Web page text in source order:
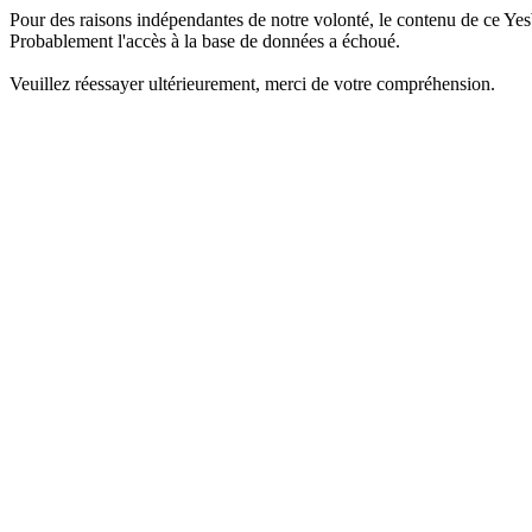
Pour des raisons indépendantes de notre volonté, le contenu de ce
Probablement l'accès à la base de données a échoué.
Veuillez réessayer ultérieurement, merci de votre compréhension.